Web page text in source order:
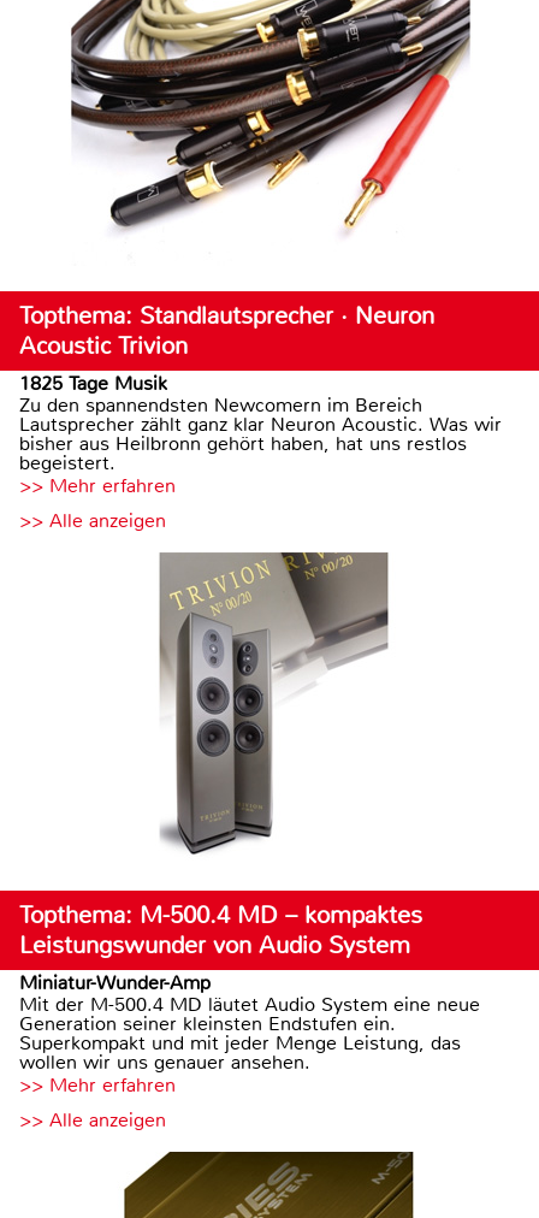
Topthema: Standlautsprecher · Neuron
Acoustic Trivion
1825 Tage Musik
Zu den spannendsten Newcomern im Bereich
Lautsprecher zählt ganz klar Neuron Acoustic. Was wir
bisher aus Heilbronn gehört haben, hat uns restlos
begeistert.
>> Mehr erfahren
>> Alle anzeigen
Topthema: M-500.4 MD – kompaktes
Leistungswunder von Audio System
Miniatur-Wunder-Amp
Mit der M-500.4 MD läutet Audio System eine neue
Generation seiner kleinsten Endstufen ein.
Superkompakt und mit jeder Menge Leistung, das
wollen wir uns genauer ansehen.
>> Mehr erfahren
>> Alle anzeigen